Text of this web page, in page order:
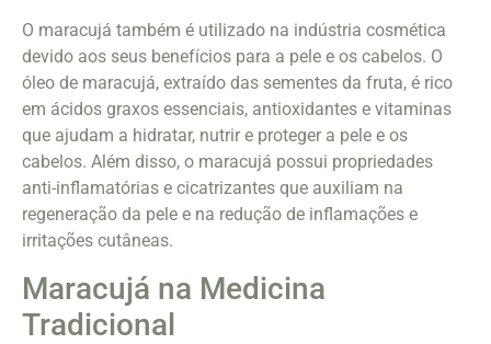
O maracujá também é utilizado na indústria cosmética
devido aos seus benefícios para a pele e os cabelos. O
óleo de maracujá, extraído das sementes da fruta, é rico
em ácidos graxos essenciais, antioxidantes e vitaminas
que ajudam a hidratar, nutrir e proteger a pele e os
cabelos. Além disso, o maracujá possui propriedades
anti-inflamatórias e cicatrizantes que auxiliam na
regeneração da pele e na redução de inflamações e
irritações cutâneas.
Maracujá na Medicina
Tradicional